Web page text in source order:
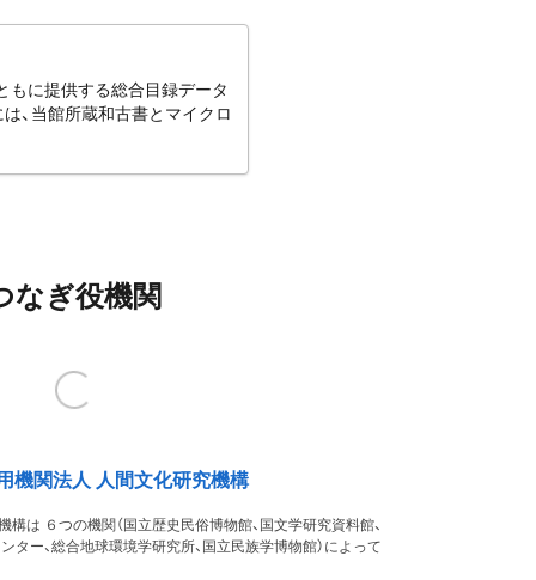
もに提供する総合目録データ
、当館所蔵和古書とマイクロ
なぎ役機関
機関法人 人間文化研究機構
は ６つの機関（国立歴史民俗博物館、国文学研究資料館、
ター、総合地球環境学研究所、国立民族学博物館）によって